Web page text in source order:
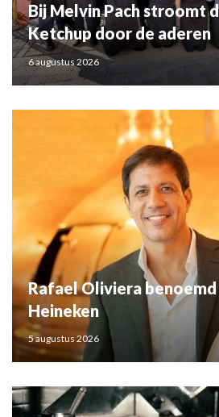
Bij Melvin Pach stroomt
Ketchup door de aderen
6 augustus 2026
Rafael Oliviera benoemd
Heineken
5 augustus 2026